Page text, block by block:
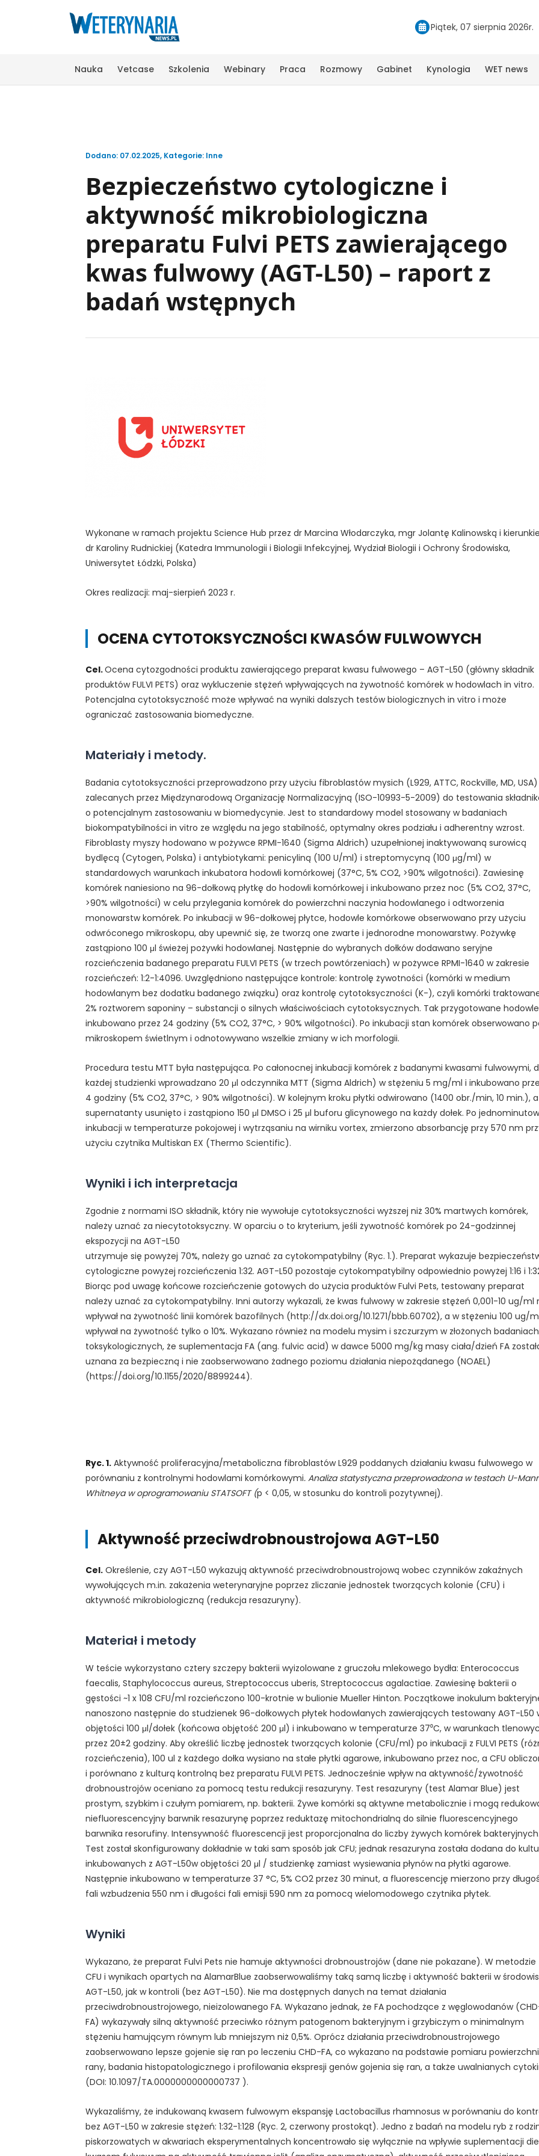
Piątek, 07 sierpnia 2026r.
Nauka Vetcase Szkolenia Webinary Praca Rozmowy Gabinet Kynologia WET news
Dodano: 07.02.2025, Kategorie: Inne
Bezpieczeństwo cytologiczne i
aktywność mikrobiologiczna
preparatu Fulvi PETS zawierającego
kwas fulwowy (AGT-L50) – raport z
badań wstępnych
Wykonane w ramach projektu Science Hub przez dr Marcina Włodarczyka, mgr Jolantę Kalinowską i
dr Karoliny Rudnickiej (Katedra Immunologii i Biologii Infekcyjnej, Wydział Biologii i Ochrony Środowiska,
Uniwersytet Łódzki, Polska)
Okres realizacji: maj-sierpień 2023 r.
OCENA CYTOTOKSYCZNOŚCI KWASÓW FULWOWYCH
Cel.Ocena cytozgodności produktu zawierającego preparat kwasu fulwowego – AGT-L50 (główny składnik
produktów FULVI PETS) oraz wykluczenie stężeń wpływających na żywotność komórek w hodowlach in vitro.
Potencjalna cytotoksyczność może wpływać na wyniki dalszych testów biologicznych in vitro i może
ograniczać zastosowania biomedyczne.
Materiały i metody.
Badania cytotoksyczności przeprowadzono przy użyciu fibroblastów mysich (L929, ATTC, Rockville, MD, USA)
zalecanych przez Międzynarodową Organizację Normalizacyjną (ISO-10993-5-2009) do testowania
o potencjalnym zastosowaniu w biomedycynie. Jest to standardowy model stosowany w badaniach
biokompatybilności in vitro ze względu na jego stabilność, optymalny okres podziału i adherentny wzrost.
Fibroblasty myszy hodowano w pożywce RPMI-1640 (Sigma Aldrich) uzupełnionej inaktywowaną surowicą
bydlęcą (Cytogen, Polska) i antybiotykami: penicyliną (100 U/ml) i streptomycyną (100 μg/ml) w
standardowych warunkach inkubatora hodowli komórkowej (37°C, 5% CO2, >90% wilgotności). Zawiesinę
komórek naniesiono na 96-dołkową płytkę do hodowli komórkowej i inkubowano przez noc (5% CO2, 37°C,
>90% wilgotności) w celu przylegania komórek do powierzchni naczynia hodowlanego i odtworzenia
monowarstw komórek. Po inkubacji w 96-dołkowej płytce, hodowle komórkowe obserwowano przy użyciu
odwróconego mikroskopu, aby upewnić się, że tworzą one zwarte i jednorodne monowarstwy. Pożywkę
zastąpiono 100 μl świeżej pożywki hodowlanej. Następnie do wybranych dołków dodawano seryjne
rozcieńczenia badanego preparatu FULVI PETS (w trzech powtórzeniach) w pożywce RPMI-1640 w zakresie
rozcieńczeń: 1:2-1:4096. Uwzględniono następujące kontrole: kontrolę żywotności (komórki w medium
hodowlanym bez dodatku badanego związku) oraz kontrolę cytotoksyczności (K-), czyli komórki
2% roztworem saponiny – substancji o silnych właściwościach cytotoksycznych. Tak przygotowane hodowle
inkubowano przez 24 godziny (5% CO2, 37°C, > 90% wilgotności). Po inkubacji stan komórek obserwowano
mikroskopem świetlnym i odnotowywano wszelkie zmiany w ich morfologii.
Procedura testu MTT była następująca. Po całonocnej inkubacji komórek z badanymi kwasami fulwowymi,
każdej studzienki wprowadzano 20 μl odczynnika MTT (Sigma Aldrich) w stężeniu 5 mg/ml i inkubowano
4 godziny (5% CO2, 37°C, > 90% wilgotności). W kolejnym kroku płytki odwirowano (1400 obr./min, 10 min.), a
supernatanty usunięto i zastąpiono 150 μl DMSO i 25 μl buforu glicynowego na każdy dołek. Po
inkubacji w temperaturze pokojowej i wytrząsaniu na wirniku vortex, zmierzono absorbancję przy 570 nm
użyciu czytnika Multiskan EX (Thermo Scientific).
Wyniki i ich interpretacja
Zgodnie z normami ISO składnik, który nie wywołuje cytotoksyczności wyższej niż 30% martwych komórek,
należy uznać za niecytotoksyczny. W oparciu o to kryterium, jeśli żywotność komórek po 24-godzinnej
ekspozycji na AGT-L50
utrzymuje się powyżej 70%, należy go uznać za cytokompatybilny (Ryc. 1.). Preparat wykazuje
cytologiczne powyżej rozcieńczenia 1:32. AGT-L50 pozostaje cytokompatybilny odpowiednio powyżej 1:16 i
Biorąc pod uwagę końcowe rozcieńczenie gotowych do użycia produktów Fulvi Pets, testowany preparat
należy uznać za cytokompatybilny. Inni autorzy wykazali, że kwas fulwowy w zakresie stężeń 0,001-10 ug/ml
wpływał na żywotność linii komórek bazofilnych (http://dx.doi.org/10.1271/bbb.60702), a w stężeniu 100 ug/
wpływał na żywotność tylko o 10%. Wykazano również na modelu mysim i szczurzym w złożonych badaniach
toksykologicznych, że suplementacja FA (ang. fulvic acid) w dawce 5000 mg/kg masy ciała/dzień FA
uznana za bezpieczną i nie zaobserwowano żadnego poziomu działania niepożądanego (NOAEL)
(https://doi.org/10.1155/2020/8899244).
Ryc. 1. Aktywność proliferacyjna/metaboliczna fibroblastów L929 poddanych działaniu kwasu fulwowego w
porównaniu z kontrolnymi hodowlami komórkowymi. Analiza statystyczna przeprowadzona w testach U-
Whitneya w oprogramowaniu STATSOFT (p < 0,05, w stosunku do kontroli pozytywnej).
Aktywność przeciwdrobnoustrojowa AGT-L50
Cel. Określenie, czy AGT-L50 wykazują aktywność przeciwdrobnoustrojową wobec czynników zakaźnych
wywołujących m.in. zakażenia weterynaryjne poprzez zliczanie jednostek tworzących kolonie (CFU) i
aktywność mikrobiologiczną (redukcja resazuryny).
Materiał i metody
W teście wykorzystano cztery szczepy bakterii wyizolowane z gruczołu mlekowego bydła: Enterococcus
faecalis, Staphylococcus aureus, Streptococcus uberis, Streptococcus agalactiae. Zawiesinę bakterii o
gęstości ~1 x 108 CFU/ml rozcieńczono 100-krotnie w bulionie Mueller Hinton. Początkowe inokulum
nanoszono następnie do studzienek 96-dołkowych płytek hodowlanych zawierających testowany AGT-L50
objętości 100 μl/dołek (końcowa objętość 200 μl) i inkubowano w temperaturze 37⁰C, w warunkach
przez 20±2 godziny. Aby określić liczbę jednostek tworzących kolonie (CFU/ml) po inkubacji z FULVI PETS
rozcieńczenia), 100 ul z każdego dołka wysiano na stałe płytki agarowe, inkubowano przez noc, a CFU
i porównano z kulturą kontrolną bez preparatu FULVI PETS. Jednocześnie wpływ na aktywność/żywotność
drobnoustrojów oceniano za pomocą testu redukcji resazuryny. Test resazuryny (test Alamar Blue) jest
prostym, szybkim i czułym pomiarem, np. bakterii. Żywe komórki są aktywne metabolicznie i mogą
niefluorescencyjny barwnik resazurynę poprzez reduktazę mitochondrialną do silnie fluorescencyjnego
barwnika resorufiny. Intensywność fluorescencji jest proporcjonalna do liczby żywych komórek
Test został skonfigurowany dokładnie w taki sam sposób jak CFU; jednak resazuryna została dodana do
inkubowanych z AGT-L50w objętości 20 μl / studzienkę zamiast wysiewania płynów na płytki agarowe.
Następnie inkubowano w temperaturze 37 °C, 5% CO2 przez 30 minut, a fluorescencję mierzono przy
fali wzbudzenia 550 nm i długości fali emisji 590 nm za pomocą wielomodowego czytnika płytek.
Wyniki
Wykazano, że preparat Fulvi Pets nie hamuje aktywności drobnoustrojów (dane nie pokazane). W metodzie
CFU i wynikach opartych na AlamarBlue zaobserwowaliśmy taką samą liczbę i aktywność bakterii w
AGT-L50, jak w kontroli (bez AGT-L50). Nie ma dostępnych danych na temat działania
przeciwdrobnoustrojowego, nieizolowanego FA. Wykazano jednak, że FA pochodzące z węglowodanów
FA) wykazywały silną aktywność przeciwko różnym patogenom bakteryjnym i grzybiczym o minimalnym
stężeniu hamującym równym lub mniejszym niż 0,5%. Oprócz działania przeciwdrobnoustrojowego
zaobserwowano lepsze gojenie się ran po leczeniu CHD-FA, co wykazano na podstawie pomiaru powierzchni
rany, badania histopatologicznego i profilowania ekspresji genów gojenia się ran, a także uwalnianych
(DOI: 10.1097/TA.0000000000000737 ).
Wykazaliśmy, że indukowaną kwasem fulwowym ekspansję Lactobacillus rhamnosus w porównaniu do
bez AGT-L50 w zakresie stężeń: 1:32-1:128 (Ryc. 2, czerwony prostokąt). Jedno z badań na modelu ryb z
piskorzowatych w akwariach eksperymentalnych koncentrowało się wyłącznie na wpływie suplementacji